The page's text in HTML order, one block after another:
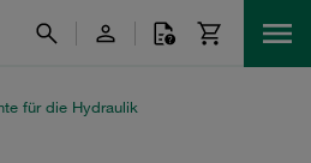
für die Hydraulik